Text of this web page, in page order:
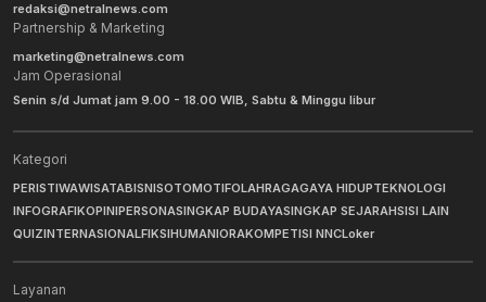
redaksi@netralnews.com
Partnership & Marketing
marketing@netralnews.com
Jam Operasional
Senin s/d Jumat jam 9.00 - 18.00 WIB, Sabtu & Minggu libur
Kategori
PERISTIWAWISATABISNISOTOMOTIFOLAHRAGAGAYA HIDUPTEKNOLOGI
INFOGRAFIKOPINIPERSONASINGKAP BUDAYASINGKAP SEJARAHSISI LAIN
QUIZINTERNASIONALFIKSIHUMANIORAKOMPETISI NNCLoker
Layanan